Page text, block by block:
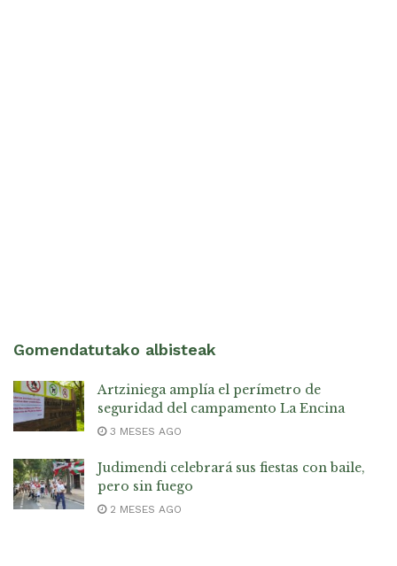
Gomendatutako albisteak
Artziniega amplía el perímetro de
seguridad del campamento La Encina
3 MESES AGO
Judimendi celebrará sus fiestas con baile,
pero sin fuego
2 MESES AGO